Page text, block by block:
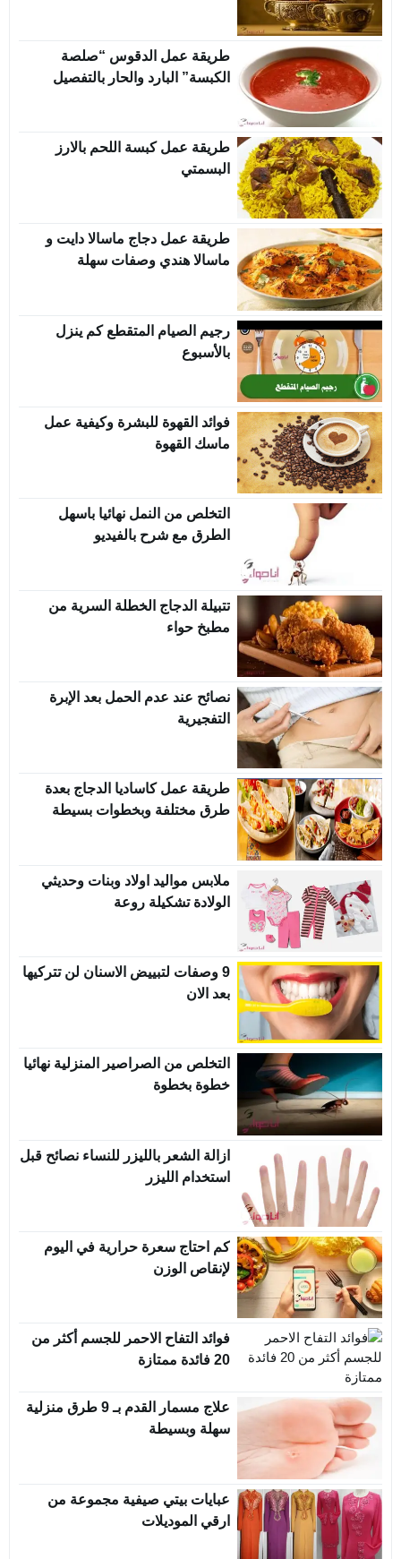
طريقة عمل الدقوس “صلصة
الكبسة” البارد والحار بالتفصيل
طريقة عمل كبسة اللحم بالارز
البسمتي
طريقة عمل دجاج ماسالا دايت و
ماسالا هندي وصفات سهلة
رجيم الصيام المتقطع كم ينزل
بالأسبوع
فوائد القهوة للبشرة وكيفية عمل
ماسك القهوة
التخلص من النمل نهائيا باسهل
الطرق مع شرح بالفيديو
تتبيلة الدجاج الخطلة السرية من
مطبخ حواء
نصائح عند عدم الحمل بعد الإبرة
التفجيرية
طريقة عمل كاساديا الدجاج بعدة
طرق مختلفة وبخطوات بسيطة
ملابس مواليد اولاد وبنات وحديثي
الولادة تشكيلة روعة
9 وصفات لتبييض الاسنان لن تتركيها
بعد الان
التخلص من الصراصير المنزلية نهائيا
خطوة بخطوة
ازالة الشعر بالليزر للنساء نصائح قبل
استخدام الليزر
كم احتاج سعرة حرارية في اليوم
لإنقاص الوزن
فوائد التفاح الاحمر للجسم أكثر من
20 فائدة ممتازة
علاج مسمار القدم بـ 9 طرق منزلية
سهلة وبسيطة
عبايات بيتي صيفية مجموعة من
ارقي الموديلات